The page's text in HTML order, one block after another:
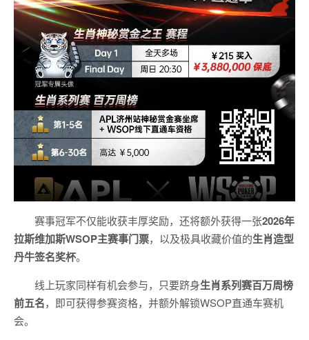
赛事冠军不仅能收获丰厚奖励，还将额外获得一张2026年
拉斯维加斯WSOP主赛事门票，以及极具收藏价值的生肖造型
丹牛签名奖杯。
线上玩家同样有机会参与，只要跻身生肖系列赛百万周榜
前五名，即可获得参赛资格，并额外解锁WSOP直通车赛机
会。